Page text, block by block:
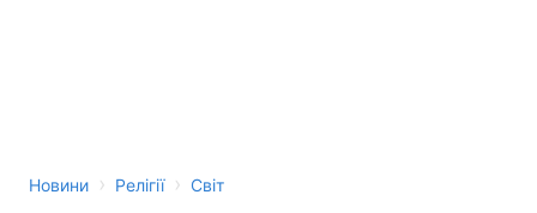
Новини › Релігії › Світ